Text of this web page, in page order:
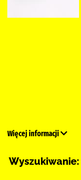
Więcej informacji
Wyszukiwanie: